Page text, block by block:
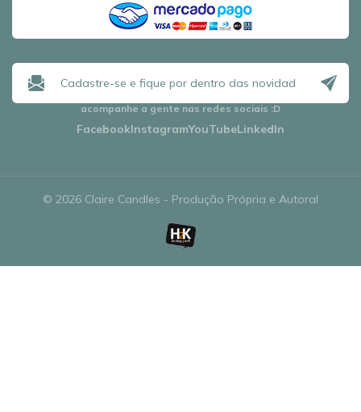
acompanhe a gente nas redes sociais :D
FacebookInstagramYouTubeLinkedIn
© 2026 Claire Candles - Produção Própria e Autoral